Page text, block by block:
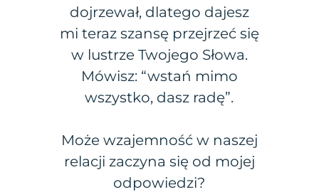
dojrzewał, dlatego dajesz
mi teraz szansę przejrzeć się
w lustrze Twojego Słowa.
Mówisz: “wstań mimo
wszystko, dasz radę”.
Może wzajemność w naszej
relacji zaczyna się od mojej
odpowiedzi?